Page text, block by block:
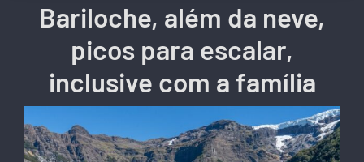
Bariloche, além da neve,
picos para escalar,
inclusive com a família